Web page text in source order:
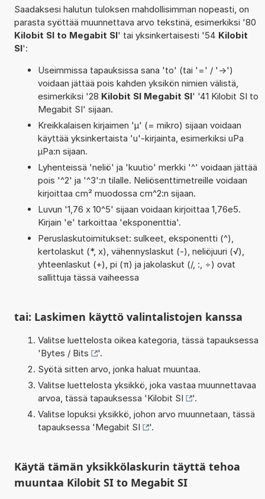
Saadaksesi halutun tuloksen mahdollisimman nopeasti, on
parasta syöttää muunnettava arvo tekstinä, esimerkiksi '80
Kilobit SI to Megabit SI' tai yksinkertaisesti '54 Kilobit
SI':
Useimmissa tapauksissa sana 'to' (tai '=' / '->')
voidaan jättää pois kahden yksikön nimien välistä,
esimerkiksi '28 Kilobit SI Megabit SI' '41 Kilobit SI to
Megabit SI' sijaan.
Kreikkalaisen kirjaimen 'µ' (= mikro) sijaan voidaan
käyttää yksinkertaista 'u'-kirjainta, esimerkiksi uPa
µPa:n sijaan.
Lyhenteissä 'neliö' ja 'kuutio' merkki '^' voidaan jättää
pois '^2' ja '^3':n tilalle. Neliösenttimetreille voidaan
kirjoittaa cm² muodossa cm^2:n sijaan.
Luvun '1,76 x 10^5' sijaan voidaan kirjoittaa 1,76e5.
Kirjain 'e' tarkoittaa 'eksponenttia'.
Peruslaskutoimitukset: sulkeet, eksponentti (^),
kertolaskut (*, x), vähennyslaskut (-), neliöjuuri (√),
yhteenlaskut (+), pi (π) ja jakolaskut (/, :, ÷) ovat
sallittuja tässä vaiheessa
tai: Laskimen käyttö valintalistojen kanssa
Valitse luettelosta oikea kategoria, tässä tapauksessa
'Bytes / Bits
'.
Syötä sitten arvo, jonka haluat muuntaa.
Valitse luettelosta yksikkö, joka vastaa muunnettavaa
arvoa, tässä tapauksessa 'Kilobit SI
'.
Valitse lopuksi yksikkö, johon arvo muunnetaan, tässä
tapauksessa 'Megabit SI '.
Käytä tämän yksikkölaskurin täyttä tehoa
muuntaa Kilobit SI to Megabit SI